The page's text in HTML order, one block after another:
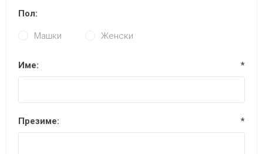
Пол:
Машки Женски
Име: *
Презиме: *